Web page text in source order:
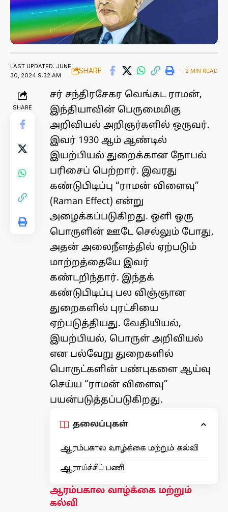
LAST UPDATED: JUNE
30, 2024 9:32 AM
SHARE 2 MIN READ
SHARE
சர் சந்திரசேகர வெங்கட ராமன்,
இந்தியாவின் பெருமைமிகு
அறிவியல் அறிஞர்களில் ஒருவர்.
இவர் 1930 ஆம் ஆண்டில்
இயற்பியல் துறைக்கான நோபல்
பரிசைப் பெற்றார். இவரது
கண்டுபிடிப்பு “ராமன் விளைவு”
(Raman Effect) என்று
அழைக்கப்படுகிறது. ஒளி ஒரு
பொருளின் ஊடே செல்லும் போது,
அதன் அலைநீளத்தில் ஏற்படும்
மாற்றத்தையே இவர்
கண்டறிந்தார். இந்தக்
கண்டுபிடிப்பு பல விஞ்ஞான
துறைகளில் புரட்சியை
ஏற்படுத்தியது. வேதியியல்,
இயற்பியல், பொருள் அறிவியல்
என பல்வேறு துறைகளில்
பொருட்களின் பண்புகளை ஆய்வு
செய்ய “ராமன் விளைவு”
பயன்படுத்தப்படுகிறது.
தலைப்புகள்
ஆரம்பகால வாழ்க்கை மற்றும் கல்வி
ஆராய்ச்சிப் பணி
ஆரம்பகால வாழ்க்கை மற்றும்
கல்வி